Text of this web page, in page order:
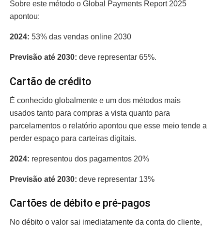
Sobre este método o Global Payments Report 2025
apontou:
2024: 53% das vendas online 2030
Previsão até 2030: deve representar 65%.
Cartão de crédito
É conhecido globalmente e um dos métodos mais
usados tanto para compras a vista quanto para
parcelamentos o relatório apontou que esse meio tende a
perder espaço para carteiras digitais.
2024: representou dos pagamentos 20%
Previsão até 2030: deve representar 13%
Cartões de débito e pré-pagos
No débito o valor sai imediatamente da conta do cliente,